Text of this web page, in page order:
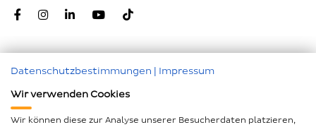
Nachunternehmer
Datenschutzbestimmungen | Impressum
Wir verwenden Cookies
Wir können diese zur Analyse unserer Besucherdaten platzieren,